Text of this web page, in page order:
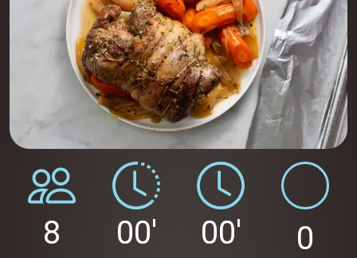
8 00' 00' 0